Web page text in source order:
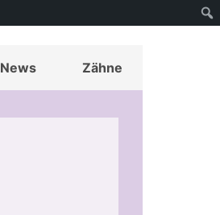
News Zähne